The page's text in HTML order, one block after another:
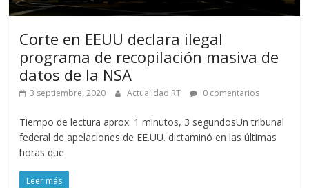
Corte en EEUU declara ilegal
programa de recopilación masiva de
datos de la NSA
3 septiembre, 2020 Actualidad RT 0 comentarios
Tiempo de lectura aprox: 1 minutos, 3 segundosUn tribunal
federal de apelaciones de EE.UU. dictaminó en las últimas
horas que
Leer más